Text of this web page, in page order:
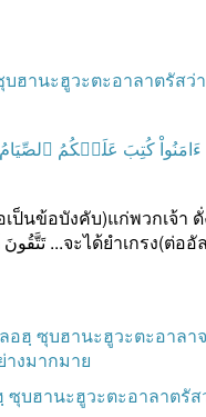
ฮานะฮูวะตะอาลาตรัสว่า
ءَامَنُواْكُتِبَ عَلَيۡكُمُ ٱلصِّيَامُ
เป็นข้อบังคับ)แก่พวกเจ้า
تَتَّقُونَ...จะได้ยำเกรง(ต่ออั
อฮฺ ซุบฮานะฮูวะตะอาลา
งมากมาย
ซุบฮานะฮูวะตะอาลาตรัส